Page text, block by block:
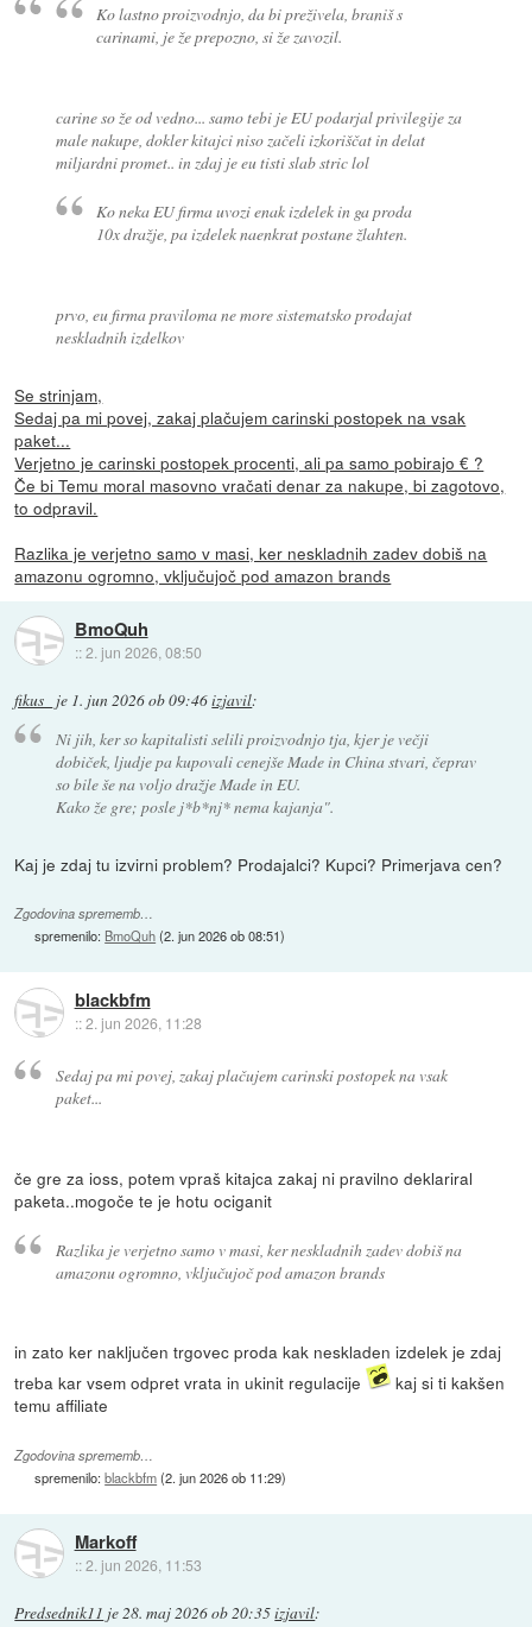
Ko lastno proizvodnjo, da bi preživela, braniš s
carinami, je že prepozno, si že zavozil.
carine so že od vedno... samo tebi je EU podarjal privilegije za
male nakupe, dokler kitajci niso začeli izkoriščat in delat
miljardni promet.. in zdaj je eu tisti slab stric lol
Ko neka EU firma uvozi enak izdelek in ga proda
10x dražje, pa izdelek naenkrat postane žlahten.
prvo, eu firma praviloma ne more sistematsko prodajat
neskladnih izdelkov
Se strinjam,
Sedaj pa mi povej, zakaj plačujem carinski postopek na vsak
paket...
Verjetno je carinski postopek procenti, ali pa samo pobirajo € ?
Če bi Temu moral masovno vračati denar za nakupe, bi zagotovo,
to odpravil.
Razlika je verjetno samo v masi, ker neskladnih zadev dobiš na
amazonu ogromno, vključujoč pod amazon brands
BmoQuh
::2. jun 2026, 08:50
fikus_ je 1. jun 2026 ob 09:46izjavil:
Ni jih, ker so kapitalisti selili proizvodnjo tja, kjer je večji
dobiček, ljudje pa kupovali cenejše Made in China stvari, čeprav
so bile še na voljo dražje Made in EU.
Kako že gre; posle j*b*nj* nema kajanja".
Kaj je zdaj tu izvirni problem? Prodajalci? Kupci? Primerjava cen?
Zgodovina sprememb…
spremenilo: BmoQuh(2. jun 2026 ob 08:51)
blackbfm
::2. jun 2026, 11:28
Sedaj pa mi povej, zakaj plačujem carinski postopek na vsak
paket...
če gre za ioss, potem vpraš kitajca zakaj ni pravilno deklariral
paketa..mogoče te je hotu ociganit
Razlika je verjetno samo v masi, ker neskladnih zadev dobiš na
amazonu ogromno, vključujoč pod amazon brands
in zato ker naključen trgovec proda kak neskladen izdelek je zdaj
treba kar vsem odpret vrata in ukinit regulacije
kaj si ti kakšen
temu affiliate
Zgodovina sprememb…
spremenilo:blackbfm(2. jun 2026 ob 11:29)
Markoff
::2. jun 2026, 11:53
Predsednik11 je 28. maj 2026 ob 20:35izjavil: